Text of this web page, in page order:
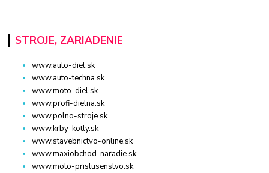
STROJE, ZARIADENIE
www.auto-diel.sk
www.auto-techna.sk
www.moto-diel.sk
www.profi-dielna.sk
www.polno-stroje.sk
www.krby-kotly.sk
www.stavebnictvo-online.sk
www.maxiobchod-naradie.sk
www.moto-prislusenstvo.sk